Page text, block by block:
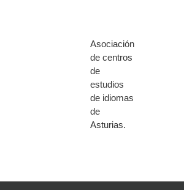
Asociación
de centros
de
estudios
de idiomas
de
Asturias.